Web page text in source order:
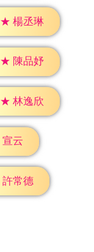
★ 楊丞琳
★ 陳品妤
★ 林逸欣
宣云
許常德